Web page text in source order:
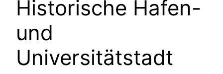
Historische Hafen-
und
Universitätstadt